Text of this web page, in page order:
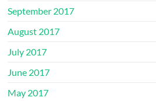
September 2017
August 2017
July 2017
June 2017
May 2017